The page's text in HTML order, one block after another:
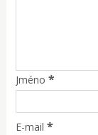
Jméno *
E-mail *